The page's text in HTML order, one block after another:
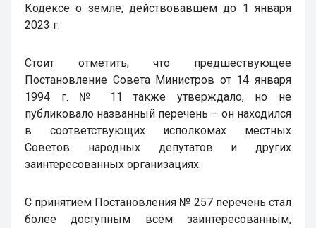
Кодексе о земле, действовавшем до 1 января
2023 г.
Стоит отметить, что предшествующее
Постановление Совета Министров от 14 января
1994 г. № 11 также утверждало, но не
публиковало названный перечень – он находился
в соответствующих исполкомах местных
Советов народных депутатов и других
заинтересованных организациях.
С принятием Постановления № 257 перечень стал
более доступным всем заинтересованным,